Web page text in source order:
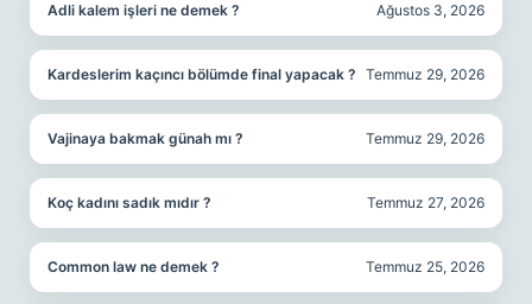
Adli kalem işleri ne demek ? Ağustos 3, 2026
Kardeslerim kaçıncı bölümde final yapacak ? Temmuz 29, 2026
Vajinaya bakmak günah mı ? Temmuz 29, 2026
Koç kadını sadık mıdır ? Temmuz 27, 2026
Common law ne demek ? Temmuz 25, 2026